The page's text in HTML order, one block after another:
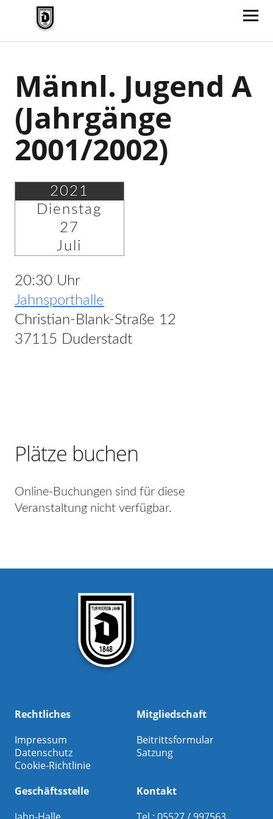
TV Jahn Duderstadt
Männl. Jugend A
(Jahrgänge
2001/2002)
2021
Dienstag
27
Juli
20:30 Uhr
Jahnsporthalle
Christian-Blank-Straße 12
37115 Duderstadt
Plätze buchen
Online-Buchungen sind für diese
Veranstaltung nicht verfügbar.
Rechtliches
Impressum
Datenschutz
Cookie-Richtlinie
Mitgliedschaft
Beitrittsformular
Satzung
Geschäftsstelle
Kontakt